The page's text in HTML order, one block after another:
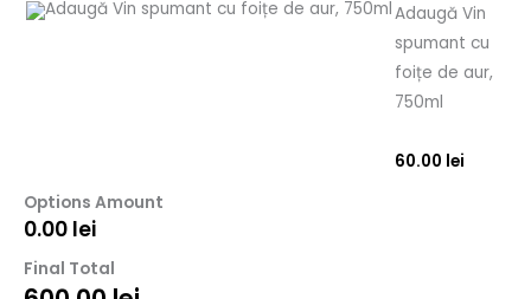
Adaugă Vin
spumant cu
foițe de aur,
750ml
60.00 lei
Options Amount
0.00 lei
Final Total